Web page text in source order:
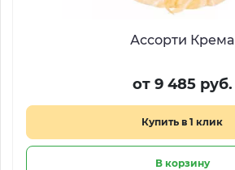
Ассорти Крема
от 9 485 руб.
Купить в 1 клик
В корзину